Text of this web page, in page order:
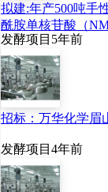
拟建:年产500吨手
酰胺单核苷酸（
发酵项目 5年前
招标：万华化学眉
发酵项目 4年前